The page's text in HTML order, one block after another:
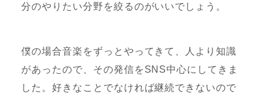
分のやりたい分野を絞るのがいいでしょう。
僕の場合音楽をずっとやってきて、人より知識
があったので、その発信をSNS中心にしてきま
した。好きなことでなければ継続できないので